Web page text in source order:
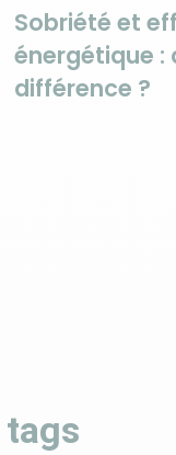
Sobriété et
énergétique :
différence ?